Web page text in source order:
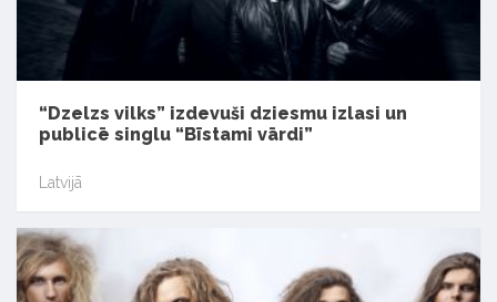
“Dzelzs vilks” izdevuši dziesmu izlasi un
publicē singlu “Bīstami vārdi”
Latvijā